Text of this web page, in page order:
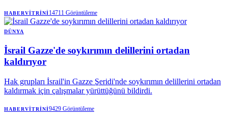
"çeşitli paylaşımlarla" bağlantılı olup olmadığını araştırdığını
söyledi.
HABERVITRINI14711 Görüntüleme
DÜNYA
İsrail Gazze'de soykırımın delillerini ortadan
kaldırıyor
Hak grupları İsrail'in Gazze Şeridi'nde soykırımın delillerini ortadan
kaldırmak için çalışmalar yürüttüğünü bildirdi.
HABERVITRINI9429 Görüntüleme